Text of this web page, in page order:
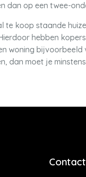
dan op een twee-
te koop staande
hebben
woning
dan moet je